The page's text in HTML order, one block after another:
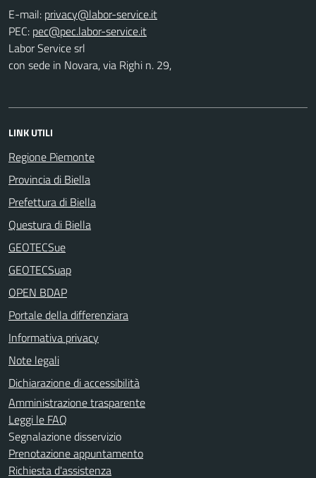
E-mail:
PEC:
Labor Service srl
con sede in Novara, via Righi n. 29,
LINK UTILI
Regione Piemonte
Provincia di Biella
Prefettura di Biella
Questura di Biella
GEOTECSue
GEOTECSuap
OPEN BDAP
Portale della differenziara
Informativa privacy
Note legali
Dichiarazione di accessibilità
Amministrazione trasparente
Leggi le FAQ
Segnalazione disservizio
Prenotazione appuntamento
Richiesta d'assistenza